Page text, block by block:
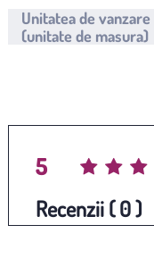
Unitatea de vanzare
(unitate de masura)
Average rating
5
Recenzii ( 0 )